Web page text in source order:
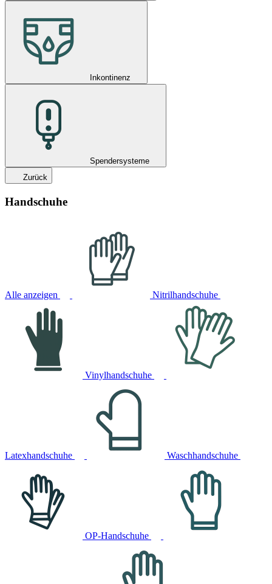
Inkontinenz
Spendersysteme
Zurück
Handschuhe
Alle anzeigen Nitrilhandschuhe
Vinylhandschuhe
Latexhandschuhe Waschhandschuhe
OP-Handschuhe